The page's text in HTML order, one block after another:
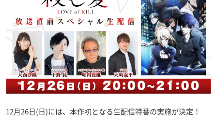
12月26日(日)には、本作初となる生配信特番の実施が決定！